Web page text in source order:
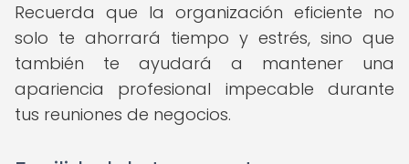
Recuerda que la organización eficiente no
solo te ahorrará tiempo y estrés, sino que
también te ayudará a mantener una
apariencia profesional impecable durante
tus reuniones de negocios.